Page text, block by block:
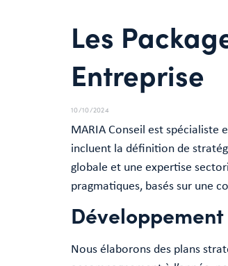
Les
Entreprise
10/10/2024
MARIA Conseil est spécialiste
incluent la définition de
globale et une expertise
pragmatiques, basés sur une
Nous élaborons des plans